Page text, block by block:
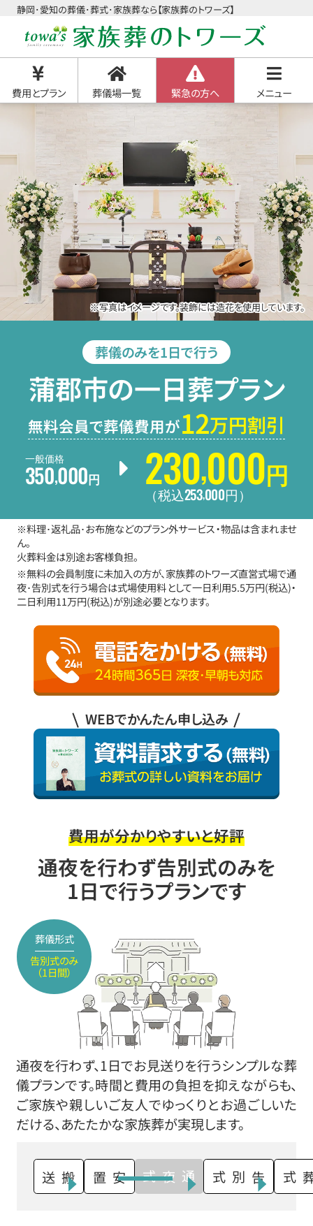
静岡･愛知の葬儀･葬式･家族葬なら【家族葬のトワーズ】
費用とプラン 葬儀場一覧 緊急の方へ メニュー
※写真はイメージです。装飾には造花を使用しています。
葬儀のみを1日で行う
蒲郡市の一日葬プラン
無料会員で葬儀費用が12万円割引
一般価格
350,000 円 230,000 円
（税込253,000円 ）
※料理･返礼品･お布施などのプラン外サービス・物品は含まれませ
ん。
火葬料金は別途お客様負担。
※無料の会員制度に未加入の方が、家族葬のトワーズ直営式場で通
夜･告別式を行う場合は式場使用料として一日利用5.5万円(税込)・
二日利用11万円(税込)が別途必要となります。
WEBでかんたん申し込み
費用が分かりやすいと好評
通夜を行わず告別式のみを
1日で行うプランです
葬儀形式
告別式のみ
（1日間）
通夜を行わず、1日でお見送りを行うシンプルな葬
儀プランです。時間と費用の負担を抑えながらも、
ご家族や親しいご友人でゆっくりとお過ごしいた
だける、あたたかな家族葬が実現します。
搬送 安置 通夜式 告別式 火葬式